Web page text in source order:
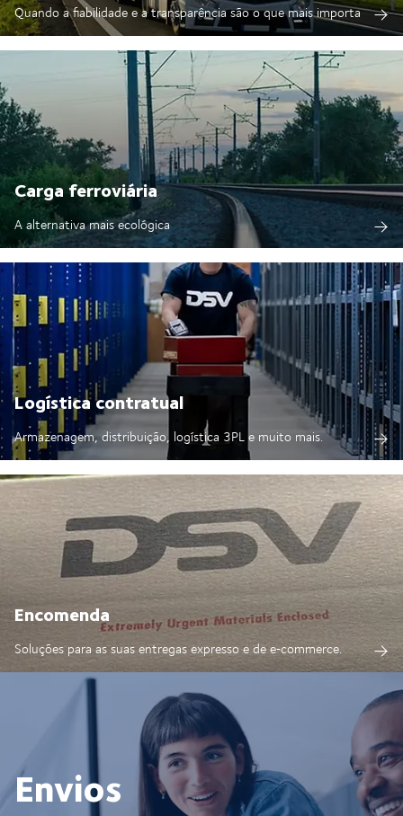
Quando a fiabilidade e a transparência são o que mais importa
Carga ferroviária
A alternativa mais ecológica
Logística contratual
Armazenagem, distribuição, logística 3PL e muito mais.
Encomenda
Soluções para as suas entregas expresso e de e‑commerce.
Envios